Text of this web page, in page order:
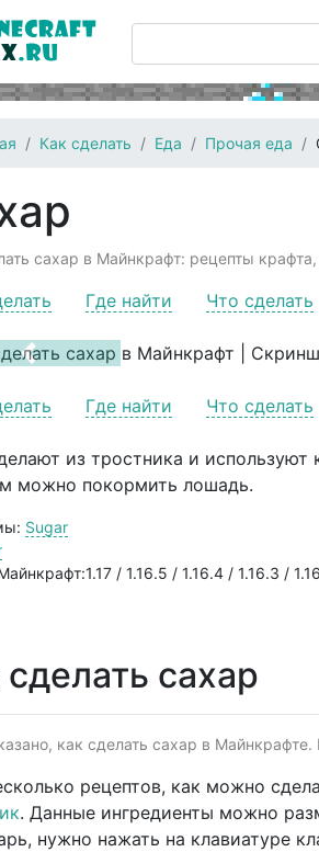
Как сделать Еда Прочая еда
сахар в Майнкрафт: рецепты
Где найти Что сделать
Previous
Где найти Что сделать
из тростника и используют
можно покормить лошадь.
Sugar
/ 1.16.5 / 1.16.4 / 1.16.3 /
сделать сахар
как сделать сахар в
рецептов, как можно
. Данные ингредиенты можно
нужно нажать на клавиатуре